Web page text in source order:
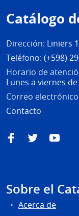
de
página
Catálogo
Dirección: Liniers
Teléfono: (+598)
Horario de
Lunes a viernes
Correo
Contacto
FacebookTwitter
Sobre el
Acerca de